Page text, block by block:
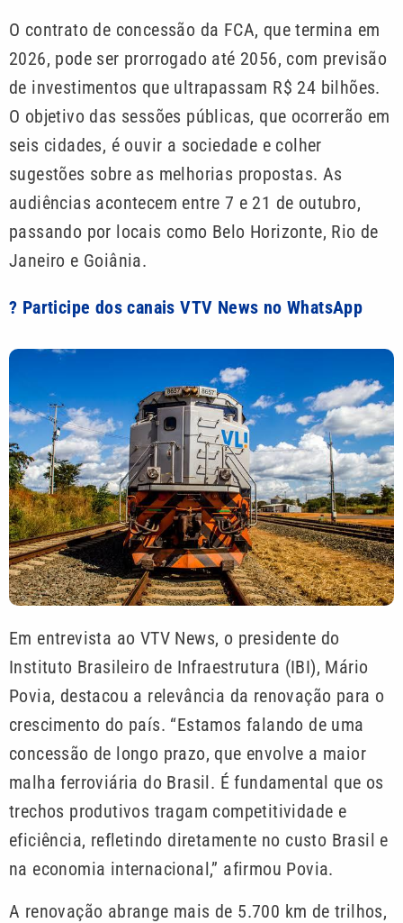
O contrato de concessão da FCA, que termina em
2026, pode ser prorrogado até 2056, com previsão
de investimentos que ultrapassam R$ 24 bilhões.
O objetivo das sessões públicas, que ocorrerão em
seis cidades, é ouvir a sociedade e colher
sugestões sobre as melhorias propostas. As
audiências acontecem entre 7 e 21 de outubro,
passando por locais como Belo Horizonte, Rio de
Janeiro e Goiânia.
? Participe dos canais VTV News no WhatsApp
Em entrevista ao VTV News, o presidente do
Instituto Brasileiro de Infraestrutura (IBI), Mário
Povia, destacou a relevância da renovação para o
crescimento do país. “Estamos falando de uma
concessão de longo prazo, que envolve a maior
malha ferroviária do Brasil. É fundamental que os
trechos produtivos tragam competitividade e
eficiência, refletindo diretamente no custo Brasil e
na economia internacional,” afirmou Povia.
A renovação abrange mais de 5.700 km de trilhos,